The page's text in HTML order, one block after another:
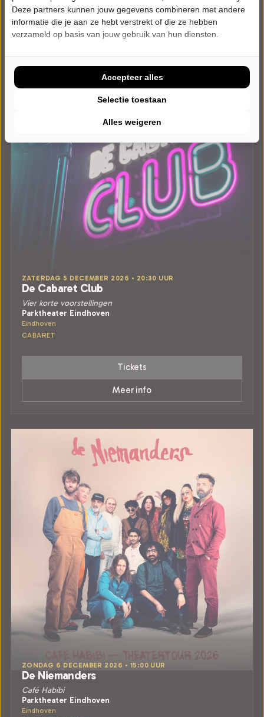
ZATERDAG 5 DECEMBER 2026 • 20:30 UUR
De Cabaret Club
Vier korte voorstellingen
Parktheater Eindhoven
Eindhoven
CABARET
Tickets
Meer info
ZONDAG 6 DECEMBER 2026 • 15:00 UUR
De Niemanders
Café Habibi
Parktheater Eindhoven
Eindhoven
Deze partners kunnen jouw gegevens combineren met andere
informatie die je aan ze hebt verstrekt of die ze hebben
verzameld op basis van jouw gebruik van hun diensten.
Alles weigeren
Selectie toestaan
Accepteer alles